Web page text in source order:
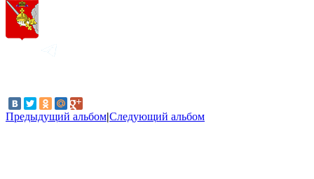
Предыдущий альбом|Следующий альбом